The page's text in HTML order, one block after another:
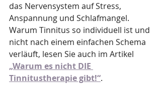
das Nervensystem auf Stress,
Anspannung und Schlafmangel.
Warum Tinnitus so individuell ist und
nicht nach einem einfachen Schema
verläuft, lesen Sie auch im Artikel
„Warum es nicht DIE
Tinnitustherapie gibt!“.